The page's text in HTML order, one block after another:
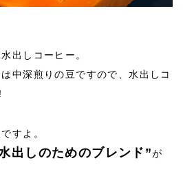
出しコーヒー。
中深煎りの豆ですので、水出しコ
すよ。
出しのためのブレンド”が